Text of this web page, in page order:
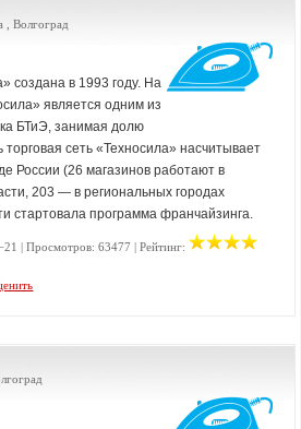
, Волгоград
создана в 1993 году. На
является одним из
БТиЭ, занимая долю
сеть «Техносила» насчитывает
России (26 магазинов работают в
203 — в региональных городах
стартовала программа франчайзинга.
| Просмотров: 63477 | Рейтинг: